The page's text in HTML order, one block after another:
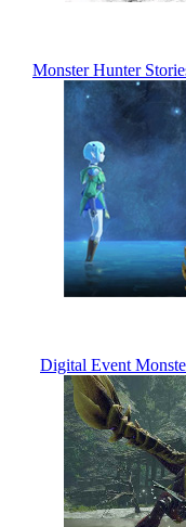
Monster Hunter
Digital Event